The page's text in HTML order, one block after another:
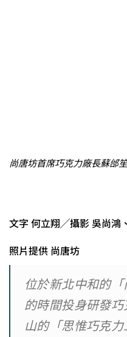
尚唐坊首席巧克力廠長蘇邰
文字 何立翔╱攝影 吳尚鴻
照片提供 尚唐坊
位於新北中和的
的時間投身研發
山的「思惟巧克